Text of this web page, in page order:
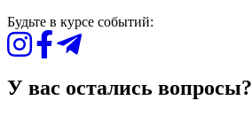
Будьте в курсе событий:
У вас остались вопросы?